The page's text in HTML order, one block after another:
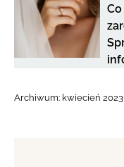
Archiwum: kwiecień 2023